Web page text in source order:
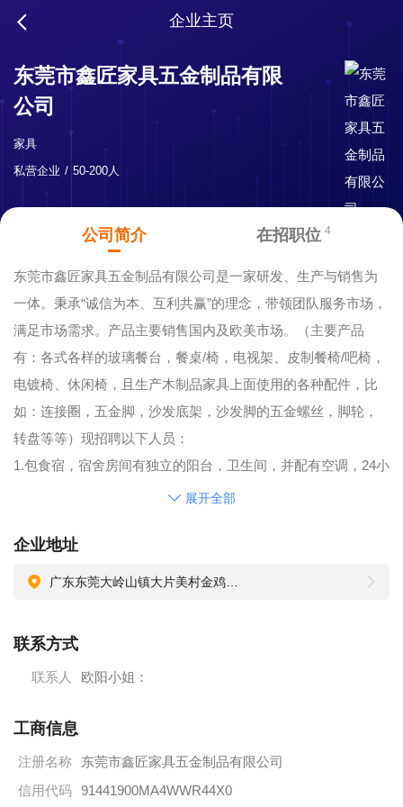
企业主页
东莞市鑫匠家具五金制品有限
公司
家具
私营企业
50-200人
公司简介 在招职位 4
东莞市鑫匠家具五金制品有限公司是一家研发、生产与销售为
一体。秉承“诚信为本、互利共赢”的理念，带领团队服务市场，
满足市场需求。产品主要销售国内及欧美市场。（主要产品
有：各式各样的玻璃餐台，餐桌/椅，电视架、皮制餐椅/吧椅，
电镀椅、休闲椅，且生产木制品家具上面使用的各种配件，比
如：连接圈，五金脚，沙发底架，沙发脚的五金螺丝，脚轮，
转盘等等）现招聘以下人员：
1.包食宿，宿舍房间有独立的阳台，卫生间，并配有空调，24小
3.管理人员薪资：月薪+工作表现奖+全勤奖+年资
展开全部
企业地址
联系方式
联系人 欧阳小姐：
工商信息
注册名称
东莞市鑫匠家具五金制品有限公司
信用代码 91441900MA4WWR44X0